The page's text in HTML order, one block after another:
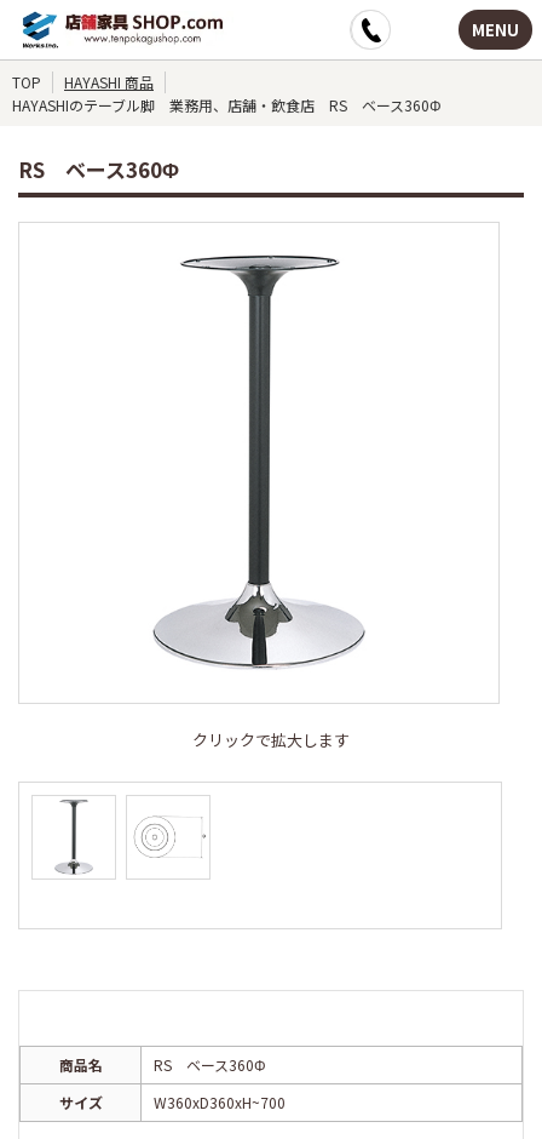
MENU
TOP
HAYASHI 商品
HAYASHIのテーブル脚 業務用、店舗・飲食店 RS ベース360Φ
RS ベース360Φ
クリックで拡大します
商品名
RS ベース360Φ
サイズ
W360xD360xH~700